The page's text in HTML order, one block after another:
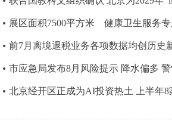
展区面积7500平方米 健康卫生服务
前7月离境退税业务各项数据均创历史
市应急局发布8月风险提示 降水偏多
北京经开区正成为AI投资热土 上半年